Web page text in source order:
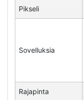
Pikseli
Sovelluksia
Rajapinta